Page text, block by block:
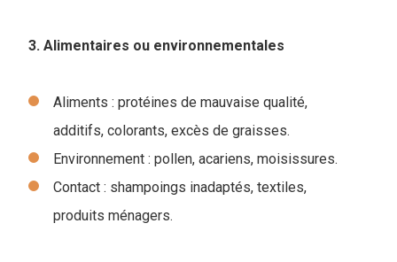
3. Alimentaires ou environnementales
Aliments : protéines de mauvaise qualité,
additifs, colorants, excès de graisses.
Environnement : pollen, acariens, moisissures.
Contact : shampoings inadaptés, textiles,
produits ménagers.